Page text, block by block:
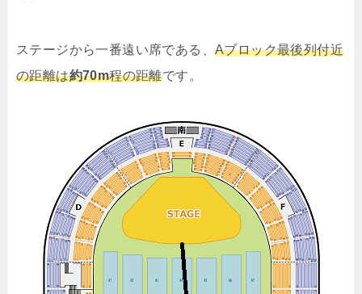
ステージから一番遠い席である、 Aブロック最後列付近
の距離は約70m程の距離です。